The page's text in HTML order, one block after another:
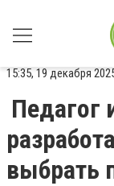
15:35, 19 декабря
Педагог
выбрать